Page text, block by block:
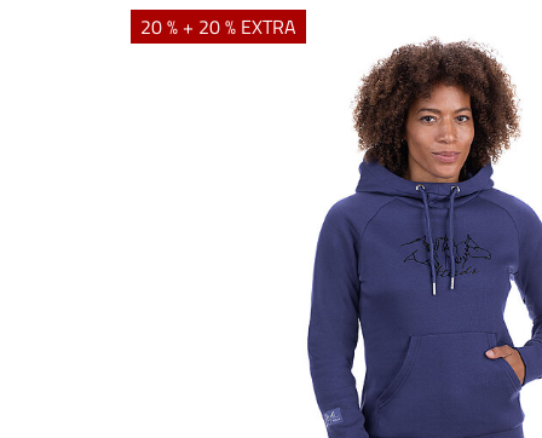
20 % + 20 % EXTRA